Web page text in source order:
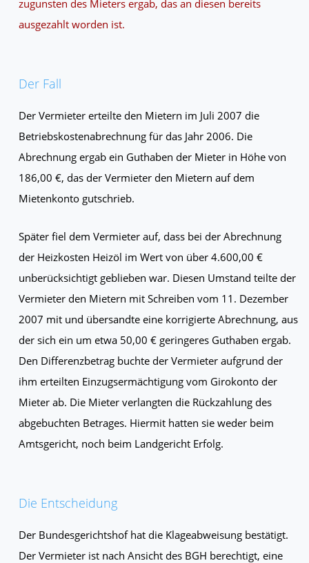
zugunsten des Mieters ergab, das an diesen bereits
ausgezahlt worden ist.
Der Fall
Der Vermieter erteilte den Mietern im Juli 2007 die
Betriebskostenabrechnung für das Jahr 2006. Die
Abrechnung ergab ein Guthaben der Mieter in Höhe von
186,00 €, das der Vermieter den Mietern auf dem
Mietenkonto gutschrieb.
Später fiel dem Vermieter auf, dass bei der Abrechnung
der Heizkosten Heizöl im Wert von über 4.600,00 €
unberücksichtigt geblieben war. Diesen Umstand teilte der
Vermieter den Mietern mit Schreiben vom 11. Dezember
2007 mit und übersandte eine korrigierte Abrechnung, aus
der sich ein um etwa 50,00 € geringeres Guthaben ergab.
Den Differenzbetrag buchte der Vermieter aufgrund der
ihm erteilten Einzugsermächtigung vom Girokonto der
Mieter ab. Die Mieter verlangten die Rückzahlung des
abgebuchten Betrages. Hiermit hatten sie weder beim
Amtsgericht, noch beim Landgericht Erfolg.
Die Entscheidung
Der Bundesgerichtshof hat die Klageabweisung bestätigt.
Der Vermieter ist nach Ansicht des BGH berechtigt, eine